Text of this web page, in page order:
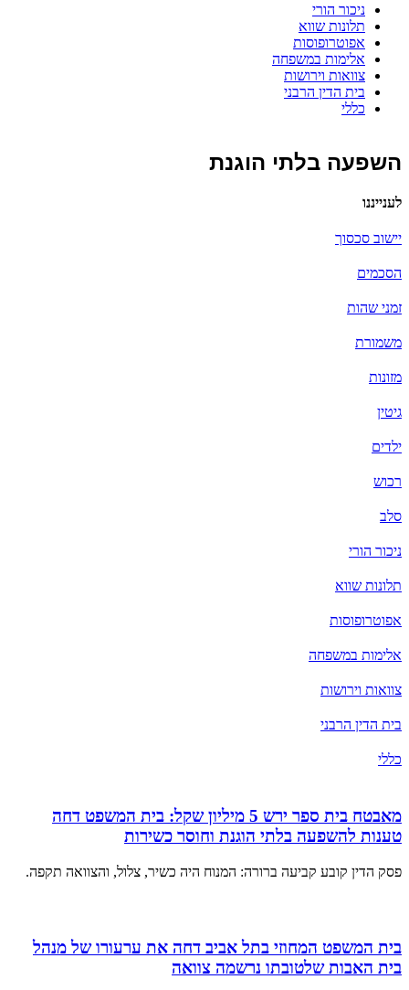
ניכור הורי
תלונות שווא
אפוטרופוסות
אלימות במשפחה
צוואות וירושות
בית הדין הרבני
כללי
השפעה בלתי הוגנת
לענייננו
יישוב סכסוך
הסכמים
זמני שהות
משמורת
מזונות
גיטין
ילדים
רכוש
סלב
ניכור הורי
תלונות שווא
אפוטרופוסות
אלימות במשפחה
צוואות וירושות
בית הדין הרבני
כללי
מאבטח בית ספר ירש 5 מיליון שקל: בית המשפט דחה
טענות להשפעה בלתי הוגנת וחוסר כשירות
פסק הדין קובע קביעה ברורה: המנוח היה כשיר, צלול, והצוואה תקפה.
בית המשפט המחוזי בתל אביב דחה את ערעורו של מנהל
בית האבות שלטובתו נרשמה צוואה